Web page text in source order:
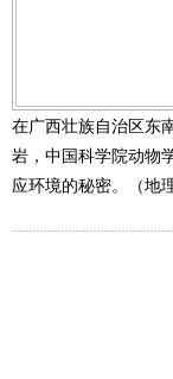
在广西壮族自治区东
岩，中国科学院动物
应环境的秘密。（地